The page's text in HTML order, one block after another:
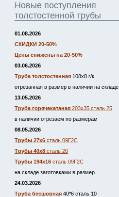
Новые поступления
толстостенной трубы
01.08.2026
СКИДКИ 20-50%
Цены снижены на 20-50%
03.06.2026
Труба толстостенная 108х8 г/к
отрезанная в размер в наличии на складе
13.05.2026
Труба горячекатаная 203х35 сталь 25
в наличии отрезаем по размерам
08.05.2026
Трубы 27х6 сталь 09Г2С
Трубы 40х8 сталь 20
Трубы 194х16 сталь 09Г2С
на складе заготовками в размер
24.03.2026
Труба бесшовная 40*6 сталь 10